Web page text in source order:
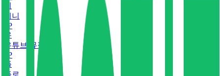
지니
P
유
유튜브 뮤직
P
플